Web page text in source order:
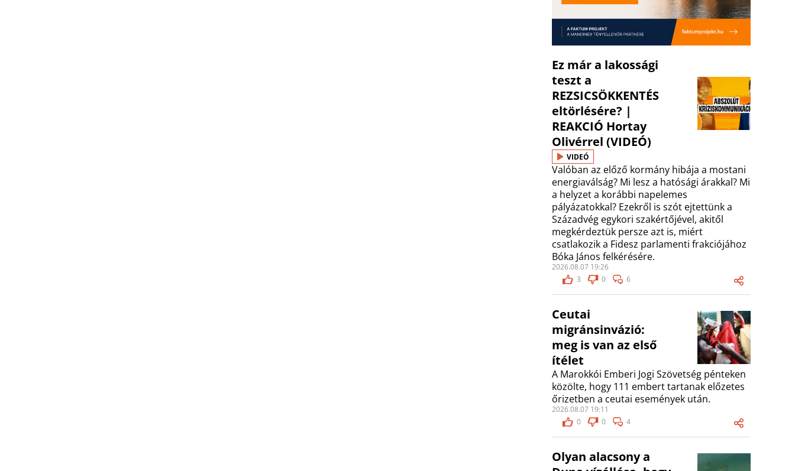
Ez már a lakossági
teszt a
REZSICSÖKKENTÉS
eltörlésére? |
REAKCIÓ Hortay
Olivérrel (VIDEÓ)
VIDEÓ
Valóban az előző kormány hibája a mostani
energiaválság? Mi lesz a hatósági árakkal? Mi
a helyzet a korábbi napelemes
pályázatokkal? Ezekről is szót ejtettünk a
Századvég egykori szakértőjével, akitől
megkérdeztük persze azt is, miért
csatlakozik a Fidesz parlamenti frakciójához
Bóka János felkérésére.
2026.08.07 19:26
3
0 6
Ceutai
migránsinvázió:
meg is van az első
ítélet
A Marokkói Emberi Jogi Szövetség pénteken
közölte, hogy 111 embert tartanak előzetes
őrizetben a ceutai események után.
2026.08.07 19:11
0
0 4
Olyan alacsony a